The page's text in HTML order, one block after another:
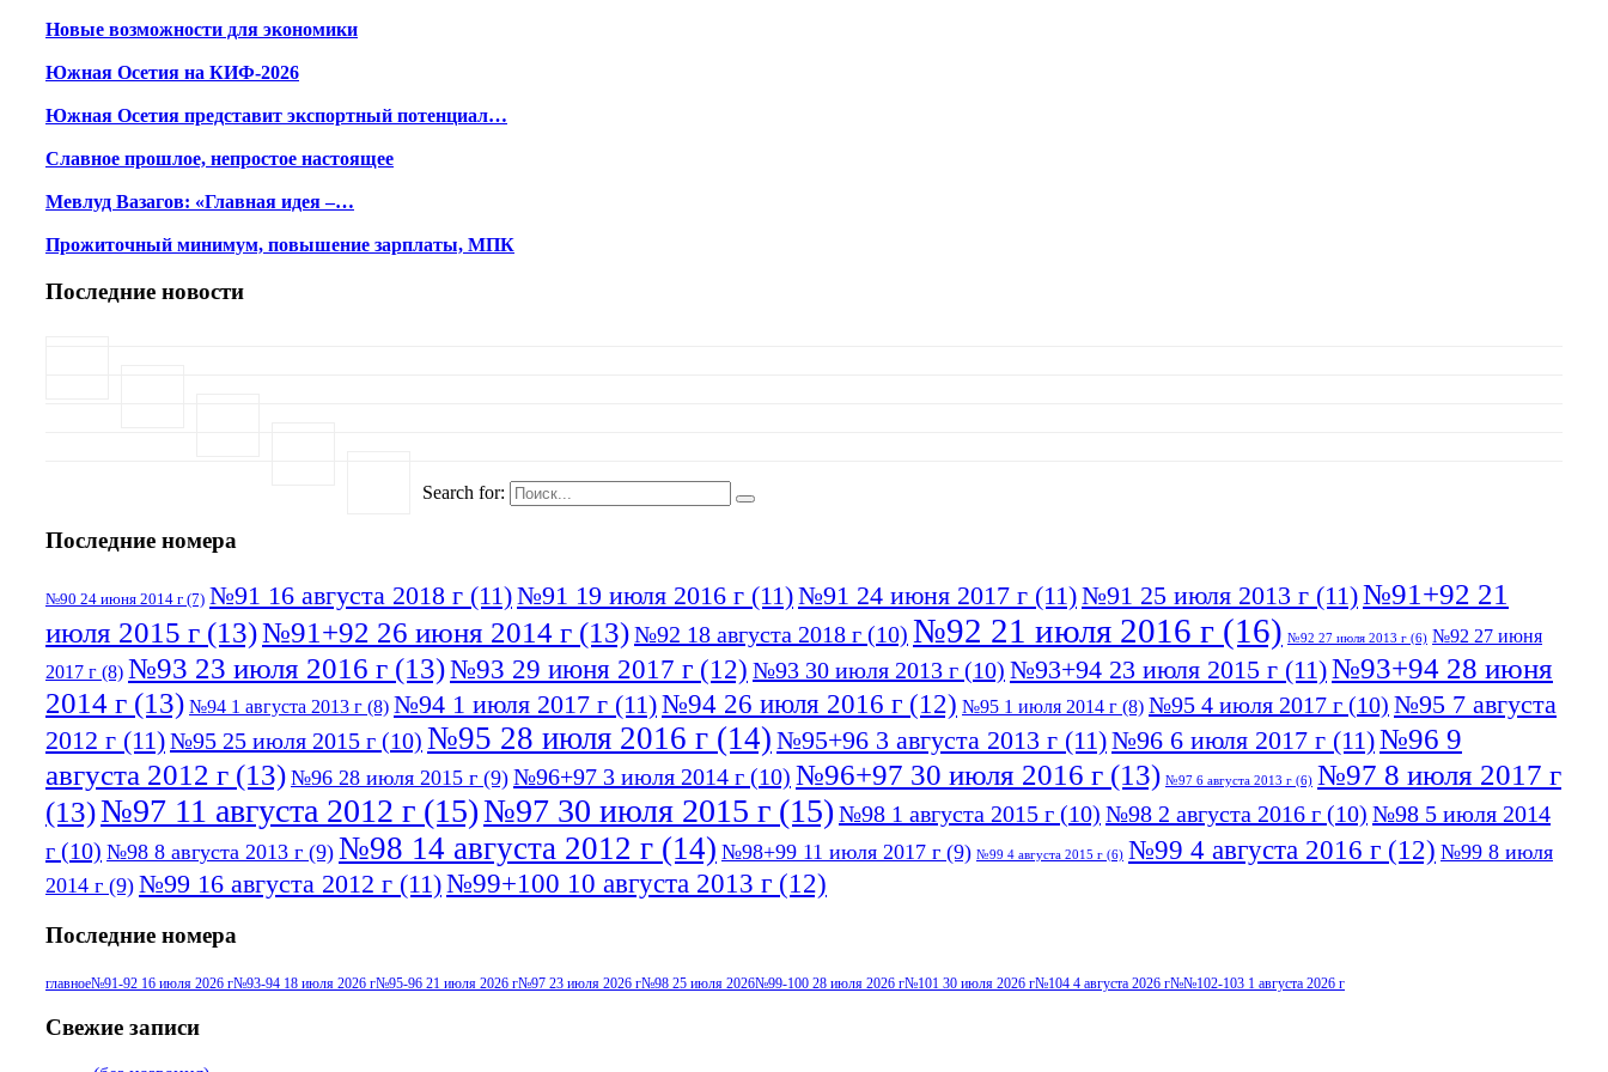
Новые возможности для экономики
Южная Осетия на КИФ-2026
Южная Осетия представит экспортный потенциал…
Славное прошлое, непростое настоящее
Мевлуд Вазагов: «Главная идея –…
Прожиточный минимум, повышение зарплаты, МПК
Последние новости
Search for:
Последние номера
№90 24 июня 2014 г (7) №91 16 августа 2018 г (11)№91 19 июля 2016 г (11)№91 24 июня 2017 г (11)№91 25 июля 2013 г (11)№91+92 21
июля 2015 г (13)№91+92 26 июня 2014 г (13)№92 18 августа 2018 г (10) №92 21 июля 2016 г (16) №92 27 июля 2013 г (6) №92 27 июня
2017 г (8) №93 23 июля 2016 г (13)№93 29 июня 2017 г (12) №93 30 июля 2013 г (10) №93+94 23 июля 2015 г (11)№93+94 28 июня
2014 г (13) №94 1 августа 2013 г (8) №94 1 июля 2017 г (11)№94 26 июля 2016 г (12) №95 1 июля 2014 г (8) №95 4 июля 2017 г (10) №95 7 августа
2012 г (11)№95 25 июля 2015 г (10) №95 28 июля 2016 г (14) №95+96 3 августа 2013 г (11)№96 6 июля 2017 г (11)№96 9
августа 2012 г (13) №96 28 июля 2015 г (9) №96+97 3 июля 2014 г (10) №96+97 30 июля 2016 г (13) №97 6 августа 2013 г (6) №97 8 июля 2017 г
(13)№97 11 августа 2012 г (15)№97 30 июля 2015 г (15) №98 1 августа 2015 г (10) №98 2 августа 2016 г (10) №98 5 июля 2014
г (10) №98 8 августа 2013 г (9) №98 14 августа 2012 г (14) №98+99 11 июля 2017 г (9) №99 4 августа 2015 г (6) №99 4 августа 2016 г (12) №99 8 июля
2014 г (9) №99 16 августа 2012 г (11)№99+100 10 августа 2013 г (12)
Последние номера
главное№91-92 16 июля 2026 г№93-94 18 июля 2026 г№95-96 21 июля 2026 г№97 23 июля 2026 г№98 25 июля 2026№99-100 28 июля 2026 г№101 30 июля 2026 г№104 4 августа 2026 г№№102-103 1 августа 2026 г
Свежие записи